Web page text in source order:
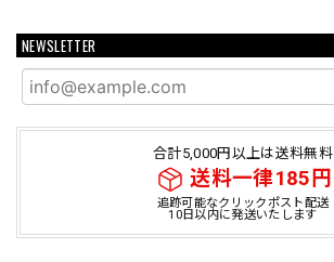
NEWSLETTER
合計5,000円以上は送料無料
送料一律185円
追跡可能なクリックポスト配送
10日以内に発送いたします